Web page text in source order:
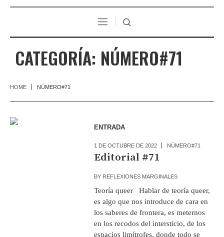
CATEGORÍA: NÚMERO#71
HOME NÚMERO#71
ENTRADA
1 DE OCTUBRE DE 2022 NÚMERO#71
Editorial #71
BY REFLEXIONES MARGINALES
Teoría queer Hablar de teoría queer,
es algo que nos introduce de cara en
los saberes de frontera, es meternos
en los recodos del intersticio, de los
espacios limítrofes, donde todo se